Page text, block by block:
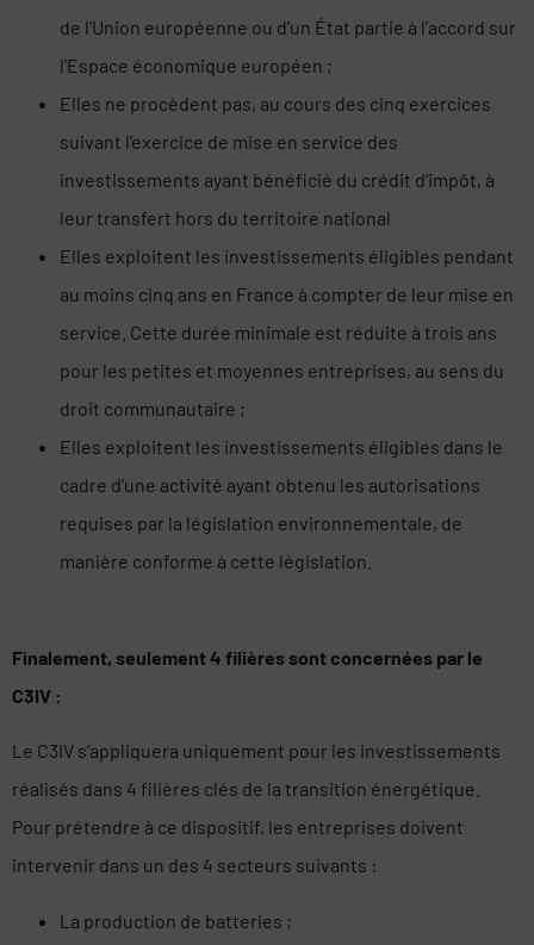
de l’Union européenne ou d’un État partie à l’accord sur
l’Espace économique européen ;
Elles ne procèdent pas, au cours des cinq exercices
suivant l’exercice de mise en service des
investissements ayant bénéficié du crédit d’impôt, à
leur transfert hors du territoire national
Elles exploitent les investissements éligibles pendant
au moins cinq ans en France à compter de leur mise en
service. Cette durée minimale est réduite à trois ans
pour les petites et moyennes entreprises, au sens du
droit communautaire ;
Elles exploitent les investissements éligibles dans le
cadre d’une activité ayant obtenu les autorisations
requises par la législation environnementale, de
manière conforme à cette législation.
Finalement, seulement 4 filières sont concernées par le
C3IV :
Le C3IV s’appliquera uniquement pour les investissements
réalisés dans 4 filières clés de la transition énergétique.
Pour prétendre à ce dispositif, les entreprises doivent
intervenir dans un des 4 secteurs suivants :
La production de batteries ;